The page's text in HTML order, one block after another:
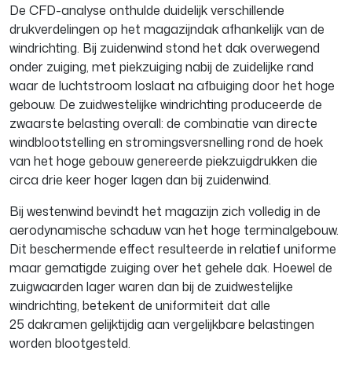
De CFD-analyse onthulde duidelijk verschillende
drukverdelingen op het magazijndak afhankelijk van de
windrichting. Bij zuidenwind stond het dak overwegend
onder zuiging, met piekzuiging nabij de zuidelijke rand
waar de luchtstroom loslaat na afbuiging door het hoge
gebouw. De zuidwestelijke windrichting produceerde de
zwaarste belasting overall: de combinatie van directe
windblootstelling en stromingsversnelling rond de hoek
van het hoge gebouw genereerde piekzuigdrukken die
circa drie keer hoger lagen dan bij zuidenwind.
Bij westenwind bevindt het magazijn zich volledig in de
aerodynamische schaduw van het hoge terminalgebouw.
Dit beschermende effect resulteerde in relatief uniforme
maar gematigde zuiging over het gehele dak. Hoewel de
zuigwaarden lager waren dan bij de zuidwestelijke
windrichting, betekent de uniformiteit dat alle
25 dakramen gelijktijdig aan vergelijkbare belastingen
worden blootgesteld.